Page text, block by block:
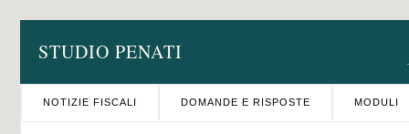
STUDIO PENATI
NOTIZIE FISCALI DOMANDE E RISPOSTE MODULI